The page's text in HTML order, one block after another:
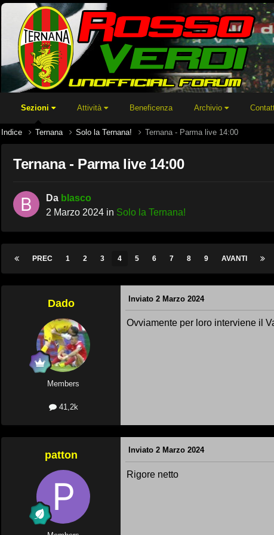
Sezioni Attività Beneficenza Archivio
Indice Ternana Solo la Ternana! Ternana - Parma live 14:00
Ternana - Parma live 14:00
Da blasco
2 Marzo 2024 in Solo la Ternana!
PREC 1 2 3 4 5 6 7 8 9 AVANTI
Dado
Members
41,2k
Inviato 2 Marzo 2024
Ovviamente per loro interviene il
patton Inviato 2 Marzo 2024
Rigore netto